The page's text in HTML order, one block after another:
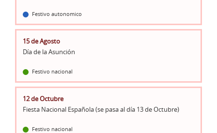
Festivo autonomico
15 de Agosto
Día de la Asunción
Festivo nacional
12 de Octubre
Fiesta Nacional Española (se pasa al día 13 de Octubre)
Festivo nacional